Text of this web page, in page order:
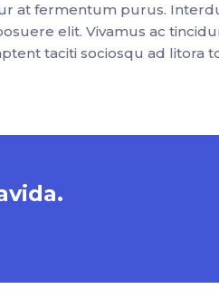
at fermentum purus.
elit. Vivamus ac
taciti sociosqu ad litora